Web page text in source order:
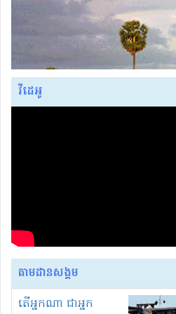
វីដេអូ
តាមដានសង្គម
តើអ្នកណា ជាអ្នក